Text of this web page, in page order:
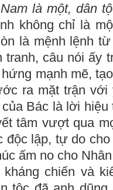
là một, dân
không chỉ là
là mệnh lệnh
tranh, câu nói ấy
mạnh mẽ,
ra mặt trận
Bác là lời hiệu
tâm vượt qua
độc lập, tự do
ấm no cho
chiến và